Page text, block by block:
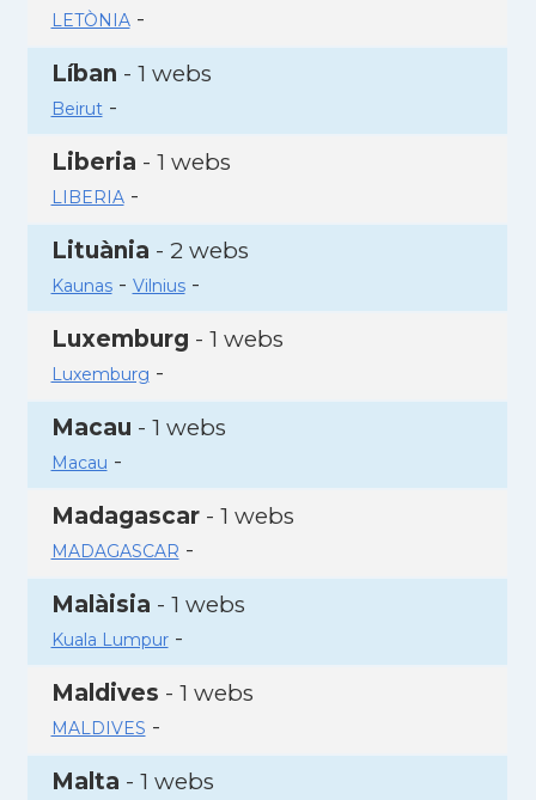
LETÒNIA-
Líban - 1 webs
Beirut-
Liberia - 1 webs
LIBERIA-
Lituània - 2 webs
Kaunas- Vilnius-
Luxemburg - 1 webs
Luxemburg -
Macau - 1 webs
Macau -
Madagascar- 1 webs
MADAGASCAR -
Malàisia - 1 webs
Kuala Lumpur-
Maldives - 1 webs
MALDIVES -
Malta - 1 webs